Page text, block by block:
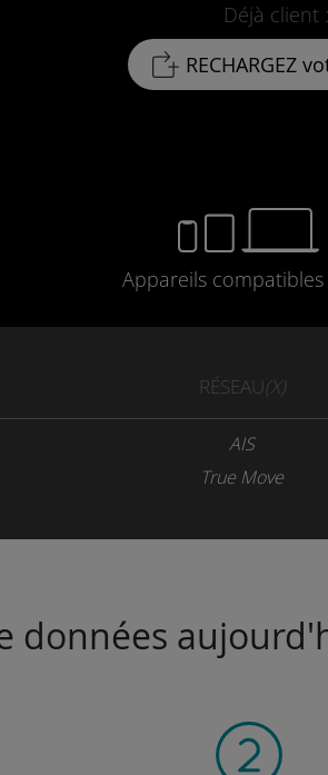
Déjà client :
RECHARGEZ
Appareils compatibles
RÉSEAU(X)
AIS
True Move
données